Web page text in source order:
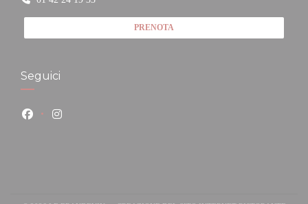
PRENOTA
Seguici
Facebook ((apre una nuova finestra))
Instagram ((apre una nuova finestra))